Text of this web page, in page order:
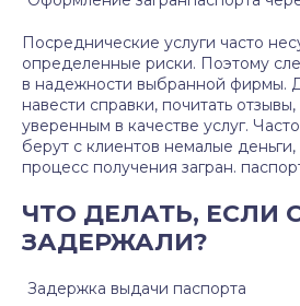
Посреднические услуги часто
определенные риски. Поэтому
в надежности выбранной фирмы.
навести справки, почитать
уверенным в качестве услуг.
берут с клиентов немалые
процесс получения загран.
ЧТО ДЕЛАТЬ, ЕСЛИ
ЗАДЕРЖАЛИ?
Задержка выдачи паспорта